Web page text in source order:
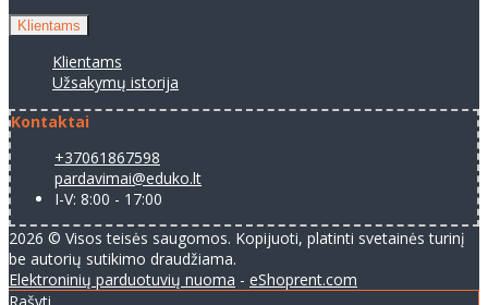
Klientams
Klientams
Užsakymų istorija
Kontaktai
+37061867598
pardavimai@eduko.lt
I-V: 8:00 - 17:00
2026 © Visos teisės saugomos. Kopijuoti, platinti svetainės turinį
be autorių sutikimo draudžiama.
Elektroninių parduotuvių nuoma - eShoprent.com